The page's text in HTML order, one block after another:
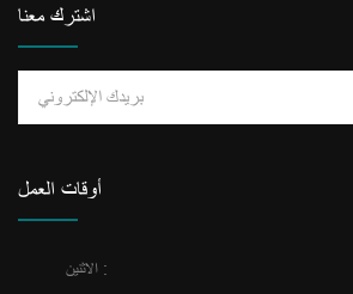
اشترك معنا
أوقات العمل
الاثنين :